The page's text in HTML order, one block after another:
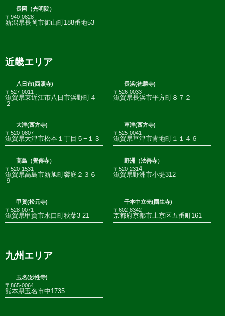
長岡（光明院）
〒940-0828
新潟県長岡市御山町188番地53
近畿エリア
八日市(西照寺)
〒527-0011
滋賀県東近江市八日市浜野町４-
２
長浜(徳勝寺)
〒526-0033
滋賀県長浜市平方町８７２
大津(西方寺)
〒520-0807
滋賀県大津市松本１丁目５−１３
草津(西方寺)
〒525-0041
滋賀県草津市青地町１１４６
高島（覺傳寺）
〒520-1531
滋賀県高島市新旭町饗庭２３６
９
野洲（法善寺）
〒520-2314
滋賀県野洲市小堤312
甲賀(松元寺)
〒528-0071
滋賀県甲賀市水口町秋葉3-21
千本中立売(國生寺)
〒602-8342
京都府京都市上京区五番町161
九州エリア
玉名(妙性寺)
〒865-0064
熊本県玉名市中1735